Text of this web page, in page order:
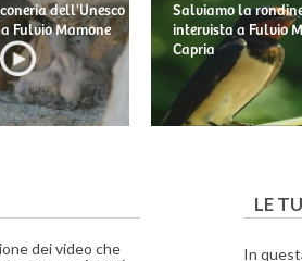
dell'Unesco
Fulvio Mamone
Salviamo la
intervista a Fulvio
Capria
dei video che
LE
In